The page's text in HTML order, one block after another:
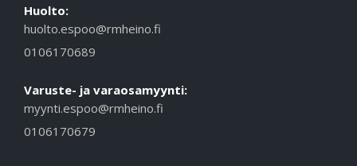
Huolto:
huolto.espoo@rmheino.fi
0106170689
Varuste- ja varaosamyynti:
myynti.espoo@rmheino.fi
0106170679